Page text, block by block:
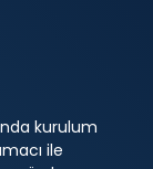
kurulum
ile